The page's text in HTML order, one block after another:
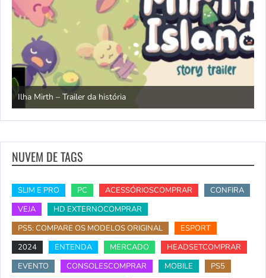
Ilha Mirth – Trailer da história
NUVEM DE TAGS
SLIM E PRO PC ACESSÓRIOSCOMPRAR
CONFIRA
VEJA
HD EXTERNOCOMPRAR
PS5: COMPARE OS MODELOS ORIGINAL
ESPORT
2024
ENTENDA MERCADO
HEADSETCOMPRAR
EVENTO
CONSOLESCOMPRAR MOBILE
PS5